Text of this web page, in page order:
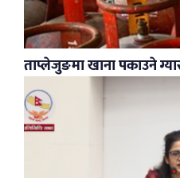
ताप्लेजुङमा खाना पकाउने